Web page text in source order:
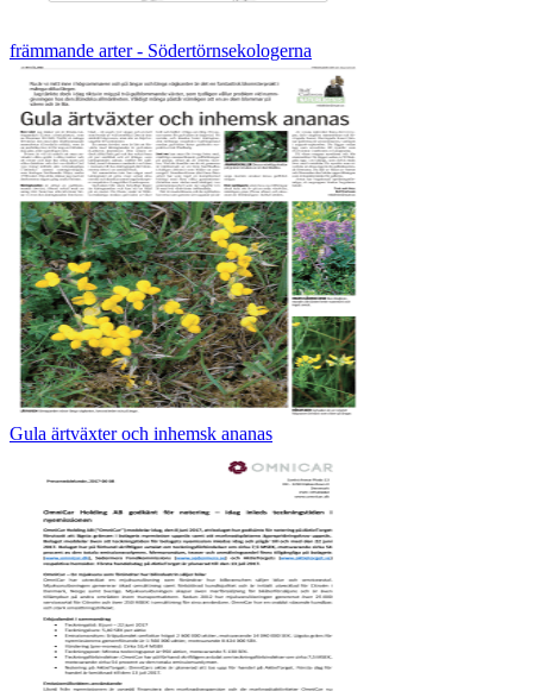
främmande arter - Södertörnsekologerna
Gula ärtväxter och inhemsk ananas